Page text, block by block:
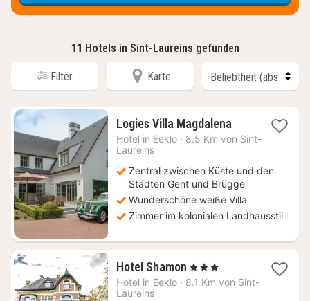
11 Hotels in Sint-Laureins gefunden
Filter Karte
Logies Villa Magdalena1
Nacht
€
Hotel in Eeklo · 8.5 Km von Sint-
Laureins
Zentral zwischen Küste und den
Städten Gent und Brügge
Wunderschöne weiße Villa
Zimmer im kolonialen Landhausstil
Hotel Shamon 1
Nacht
, 3 Sterne
Hotel in Eeklo · 8.1 Km von Sint-
Laureins